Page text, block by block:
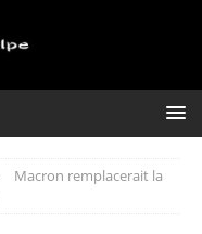
Macron remplacerait la